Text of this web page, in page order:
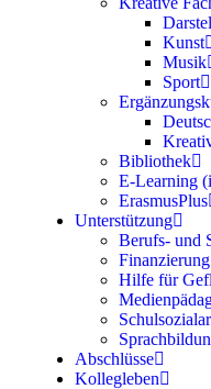
Kunst
Musik
Sport
Bibliothek
E‑Learning
ErasmusPlus
Unterstützung
Berufs- und
Hilfe für
Abschlüsse
Kollegleben